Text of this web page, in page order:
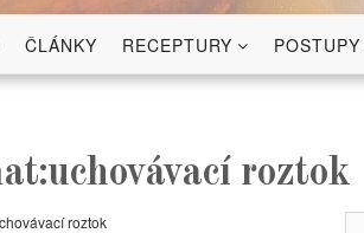
ČLÁNKY RECEPTURY
roztok
roztok